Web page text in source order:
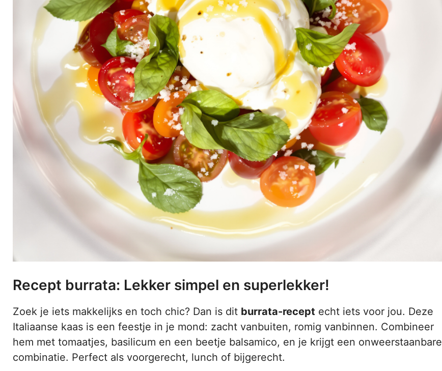
Recept burrata: Lekker simpel en superlekker!
Zoek je iets makkelijks en toch chic? Dan is dit burrata-recept echt iets voor jou. Deze
Italiaanse kaas is een feestje in je mond: zacht vanbuiten, romig vanbinnen. Combineer
hem met tomaatjes, basilicum en een beetje balsamico, en je krijgt een onweerstaanbare
combinatie. Perfect als voorgerecht, lunch of bijgerecht.